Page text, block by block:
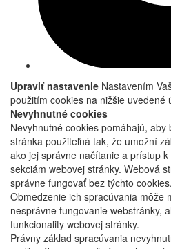
Upraviť nastavenie Nastavením
použitím cookies na nižšie uvedené
Nevyhnutné cookies
Nevyhnutné cookies pomáhajú, aby
stránka použiteľná tak, že umožní
ako jej správne načítanie a prístup
sekciám webovej stránky. Webová
správne fungovať bez týchto cookies.
Obmedzenie ich spracúvania môže
nesprávne fungovanie webstránky,
funkcionality webovej stránky.
Právny základ spracúvania